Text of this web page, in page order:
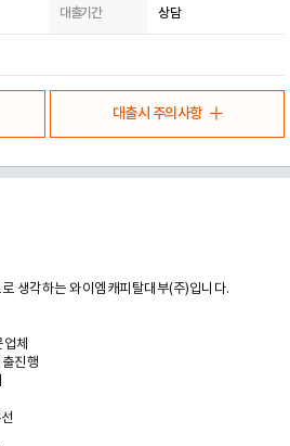
대출기간 상담
대출시 주의사항
생각하는 와이엠캐피탈대부(주)입니다.
체
진행